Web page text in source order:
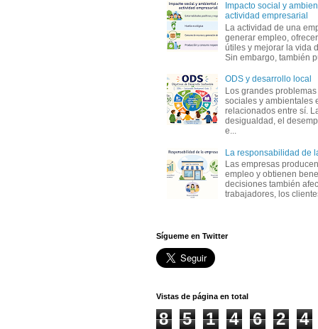
Impacto social y
actividad empresarial
La actividad de una
generar empleo,
útiles y mejorar la vida
Sin embargo, también
ODS y desarrollo local
Los grandes
sociales y ambientales
relacionados entre sí.
desigualdad, el
e...
La responsabilidad de
Las empresas
empleo y obtienen
decisiones también
trabajadores, los
Sígueme en Twitter
Vistas de página en total
8 5 1 4 6 2 4